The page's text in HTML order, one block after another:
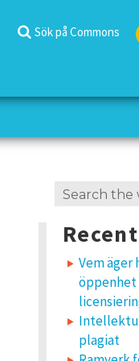
Sök på Commons
Search
Vem äger
plagiat